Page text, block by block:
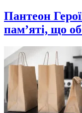
Пантеон
пам’яті, що